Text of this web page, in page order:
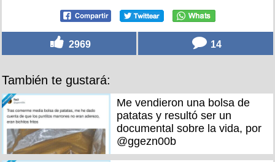
2969 14
También te gustará:
Me vendieron una bolsa de
patatas y resultó ser un
documental sobre la vida, por
@ggezn00b